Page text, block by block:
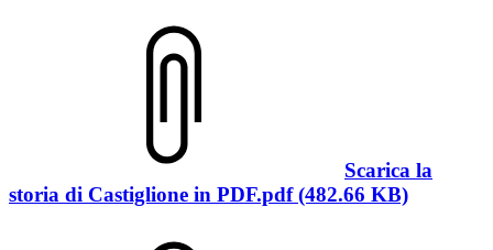
Scarica la
storia di Castiglione in PDF.pdf (482.66 KB)